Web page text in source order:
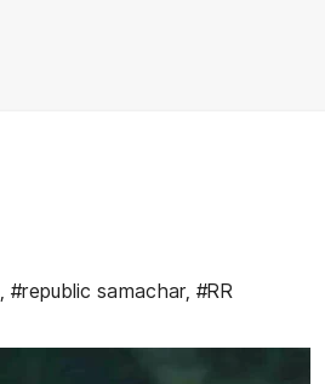
,#republic samachar,#RR